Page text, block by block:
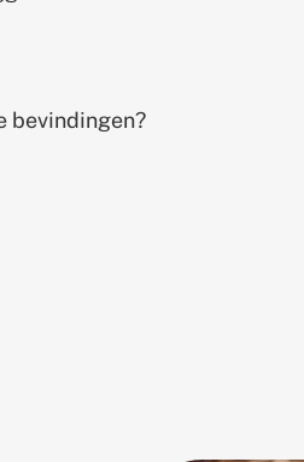
bevindingen?